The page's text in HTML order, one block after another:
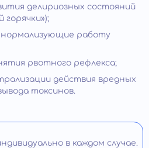
делириозных состояний
горячки»);
работу
рвотного рефлекса;
действия вредных
токсинов.
в каждом случае.